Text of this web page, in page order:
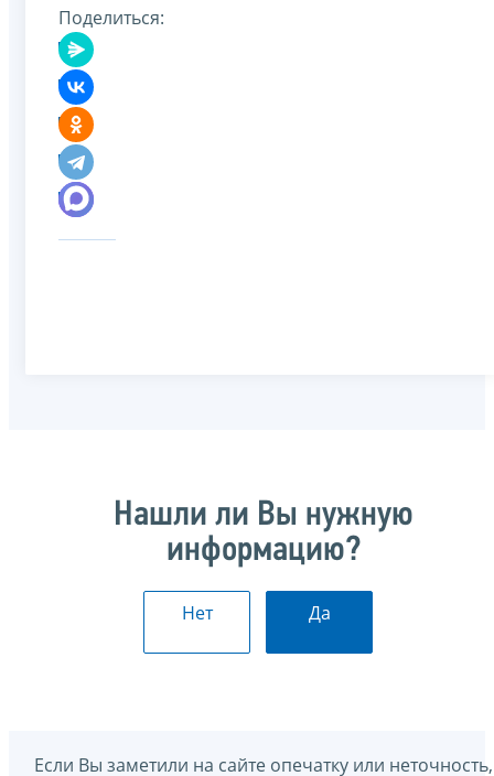
Поделиться:
Нашли ли Вы нужную
информацию?
Нет Да
Если Вы заметили на сайте опечатку или неточность,